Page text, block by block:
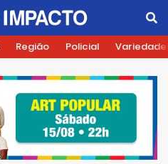
Região Policial